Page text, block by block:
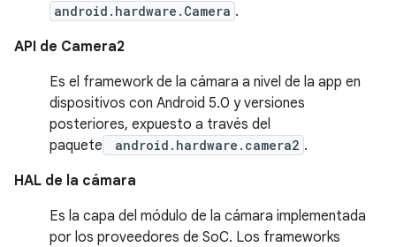
android.hardware.Camera .
API de Camera2
Es el framework de la cámara a nivel de la app en
dispositivos con Android 5.0 y versiones
posteriores, expuesto a través del
paquete
android.hardware.camera2 .
HAL de la cámara
Es la capa del módulo de la cámara implementada
por los proveedores de SoC. Los frameworks